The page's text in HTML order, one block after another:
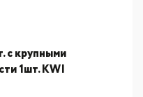
с крупными
1шт. KWI